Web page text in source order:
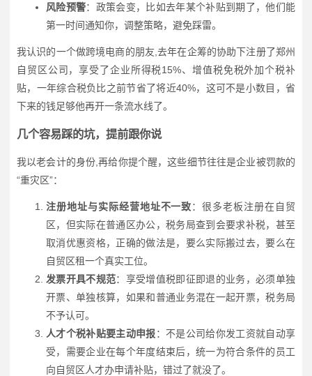
风险预警：政策会变，比如去年某个补贴到期了，他们能
第一时间通知你，调整策略，避免踩雷。
我认识的一个做跨境电商的朋友,去年在企筹的协助下注册了郑州
自贸区公司，享受了企业所得税15%、增值税免税外加个税补
贴，一年综合税负比之前节省了将近40%，这可不是小数目，省
下来的钱足够他再开一条流水线了。
几个容易踩的坑，提前跟你说
我以老会计的身份,再给你提个醒，这些细节往往是企业被罚款的
“重灾区”：
注册地址与实际经营地址不一致：很多老板注册在自贸
区，但实际在普通区办公，税务局查到会要求补税，甚至
取消优惠资格，正确的做法是，要么实际搬过去，要么在
自贸区租一个真实工位。
发票开具不规范：享受增值税即征即退的业务，必须单独
开票、单独核算，如果和普通业务混在一起开票，税务局
不予认可。
人才个税补贴要主动申报：不是公司给你发工资就自动享
受，需要企业在每个年度结束后，统一为符合条件的员工
向自贸区人才办申请补贴，错过了就没了。